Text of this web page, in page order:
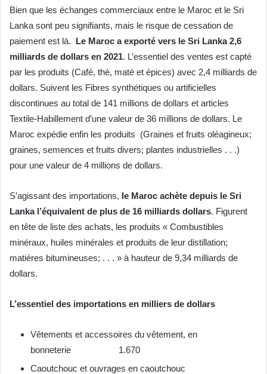
Bien que les échanges commerciaux entre le Maroc et le Sri
Lanka sont peu signifiants, mais le risque de cessation de
paiement est là. Le Maroc a exporté vers le Sri Lanka 2,6
milliards de dollars en 2021. L’essentiel des ventes est capté
par les produits (Café, thé, maté et épices) avec 2,4 milliards de
dollars. Suivent les Fibres synthétiques ou artificielles
discontinues au total de 141 millions de dollars et articles
Textile-Habillement d’une valeur de 36 millions de dollars. Le
Maroc expédie enfin les produits (Graines et fruits oléagineux;
graines, semences et fruits divers; plantes industrielles . . .)
pour une valeur de 4 millions de dollars.
S’agissant des importations, le Maroc achète depuis le Sri
Lanka l’équivalent de plus de 16 milliards dollars. Figurent
en tête de liste des achats, les produits « Combustibles
minéraux, huiles minérales et produits de leur distillation;
matières bitumineuses; . . . » à hauteur de 9,34 milliards de
dollars.
L’essentiel des importations en milliers de dollars
Vêtements et accessoires du vêtement, en
bonneterie 1.670
Caoutchouc et ouvrages en caoutchouc